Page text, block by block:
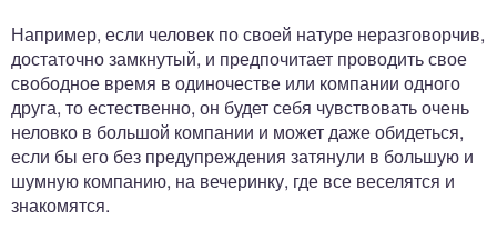
Например, если человек по своей натуре неразговорчив,
достаточно замкнутый, и предпочитает проводить свое
свободное время в одиночестве или компании одного
друга, то естественно, он будет себя чувствовать очень
неловко в большой компании и может даже обидеться,
если бы его без предупреждения затянули в большую и
шумную компанию, на вечеринку, где все веселятся и
знакомятся.